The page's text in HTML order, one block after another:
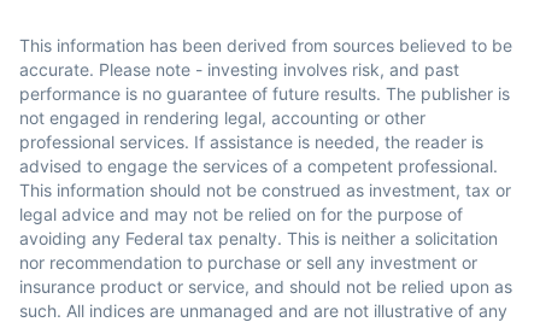
This information has been derived from sources believed to be
accurate. Please note - investing involves risk, and past
performance is no guarantee of future results. The publisher is
not engaged in rendering legal, accounting or other
professional services. If assistance is needed, the reader is
advised to engage the services of a competent professional.
This information should not be construed as investment, tax or
legal advice and may not be relied on for the purpose of
avoiding any Federal tax penalty. This is neither a solicitation
nor recommendation to purchase or sell any investment or
insurance product or service, and should not be relied upon as
such. All indices are unmanaged and are not illustrative of any